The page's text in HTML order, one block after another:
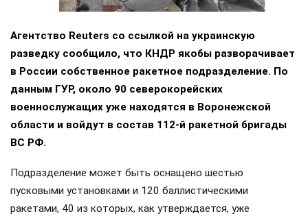
Агентство Reuters со ссылкой на украинскую
разведку сообщило, что КНДР якобы разворачивает
в России собственное ракетное подразделение. По
данным ГУР, около 90 северокорейских
военнослужащих уже находятся в Воронежской
области и войдут в состав 112-й ракетной бригады
ВС РФ.
Подразделение может быть оснащено шестью
пусковыми установками и 120 баллистическими
ракетами, 40 из которых, как утверждается, уже